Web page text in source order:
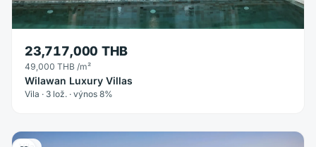
23,717,000 THB
49,000 THB /m²
Wilawan Luxury Villas
Vila · 3 lož. · výnos 8%